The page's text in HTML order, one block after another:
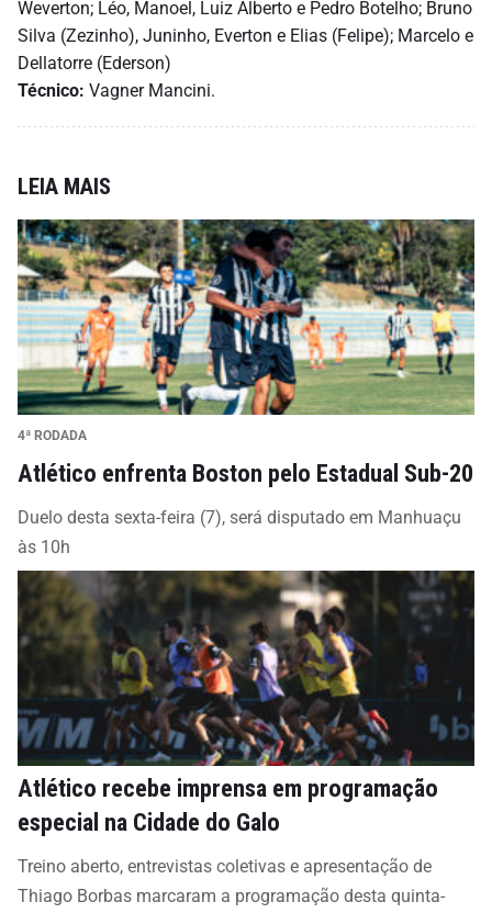
Weverton; Léo, Manoel, Luiz Alberto e Pedro Botelho; Bruno
Silva (Zezinho), Juninho, Everton e Elias (Felipe); Marcelo e
Dellatorre (Ederson)
Técnico: Vagner Mancini.
LEIA MAIS
4ª RODADA
Atlético enfrenta Boston pelo Estadual Sub-20
Duelo desta sexta-feira (7), será disputado em Manhuaçu
às 10h
Atlético recebe imprensa em programação
especial na Cidade do Galo
Treino aberto, entrevistas coletivas e apresentação de
Thiago Borbas marcaram a programação desta quinta-